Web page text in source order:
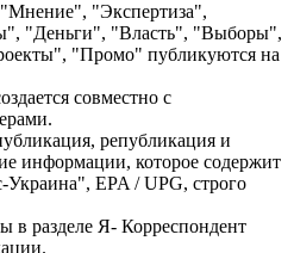
"Экспертиза",
"Деньги", "Власть", "Выборы",
"Промо" публикуются на
совместно с
републикация и
информации, которое содержит
EPA / UPG, строго
в разделе Я- Корреспондент